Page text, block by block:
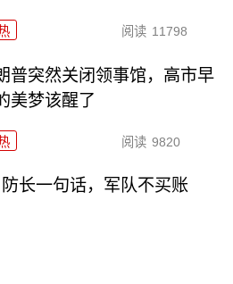
阅读 11798
普突然关闭领事馆，高市早
美梦该醒了
阅读 9820
长一句话，军队不买账